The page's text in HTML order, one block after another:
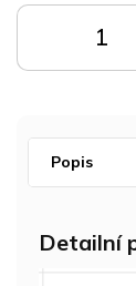
cena:
KOŠÍKU
Popis
Detailní